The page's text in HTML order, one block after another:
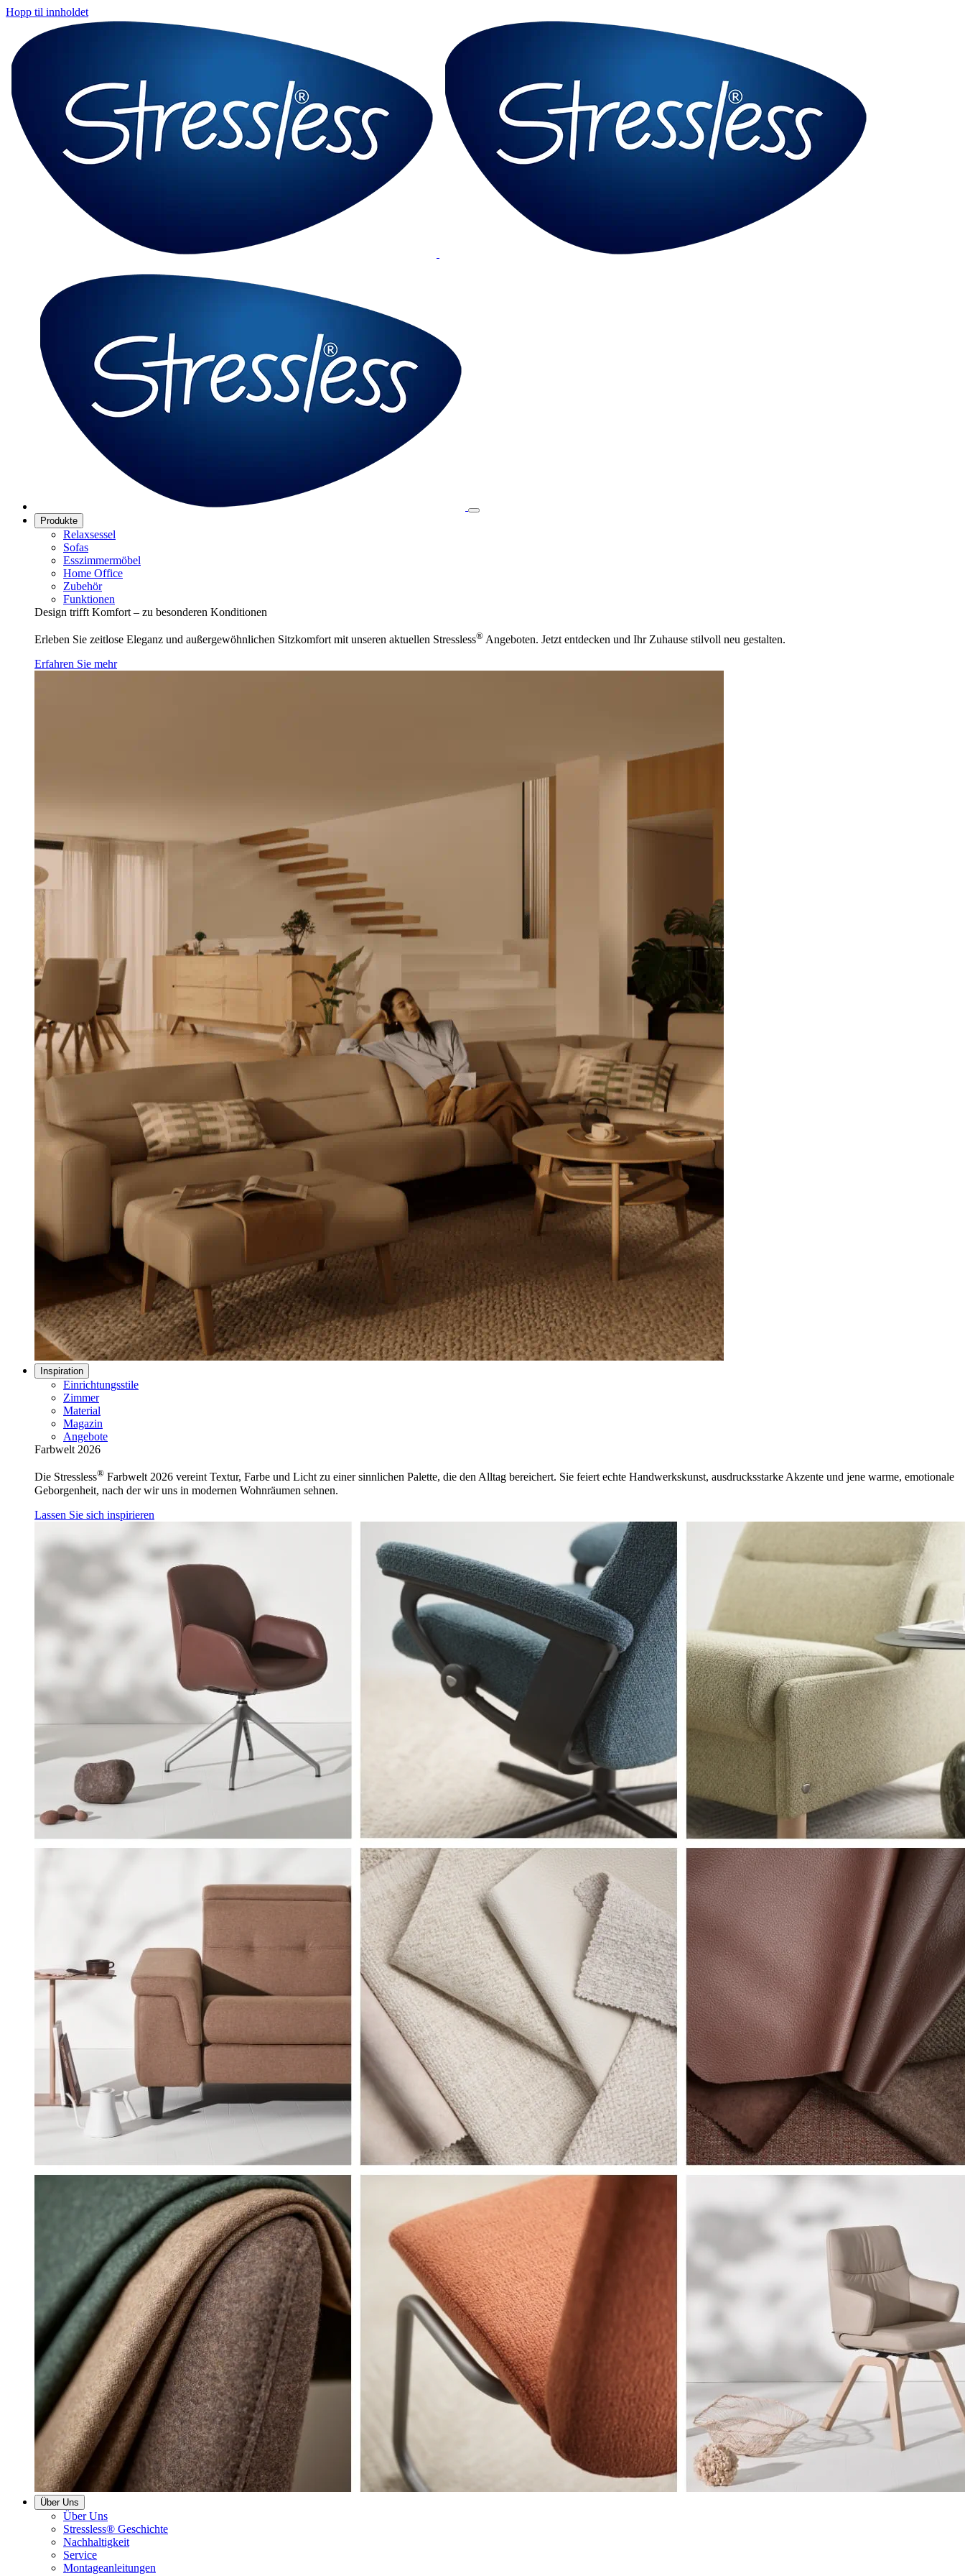
Hopp til innholdet
Produkte
Relaxsessel
Sofas
Esszimmermöbel
Home Office
Zubehör
Funktionen
Design trifft Komfort – zu besonderen Konditionen
Erleben Sie zeitlose Eleganz und außergewöhnlichen Sitzkomfort mit unseren aktuellen Stressless® Angeboten. Jetzt entdecken und Ihr Zuhause stilvoll neu gestalten.
Erfahren Sie mehr
Inspiration
Einrichtungsstile
Zimmer
Material
Magazin
Angebote
Farbwelt 2026
Die Stressless® Farbwelt 2026 vereint Textur, Farbe und Licht zu einer sinnlichen Palette, die den Alltag bereichert. Sie feiert echte Handwerkskunst, ausdrucksstarke Akzente und jene warme, emotionale
Geborgenheit, nach der wir uns in modernen Wohnräumen sehnen.
Lassen Sie sich inspirieren
Über Uns
Über Uns
Stressless® Geschichte
Nachhaltigkeit
Service
Montageanleitungen